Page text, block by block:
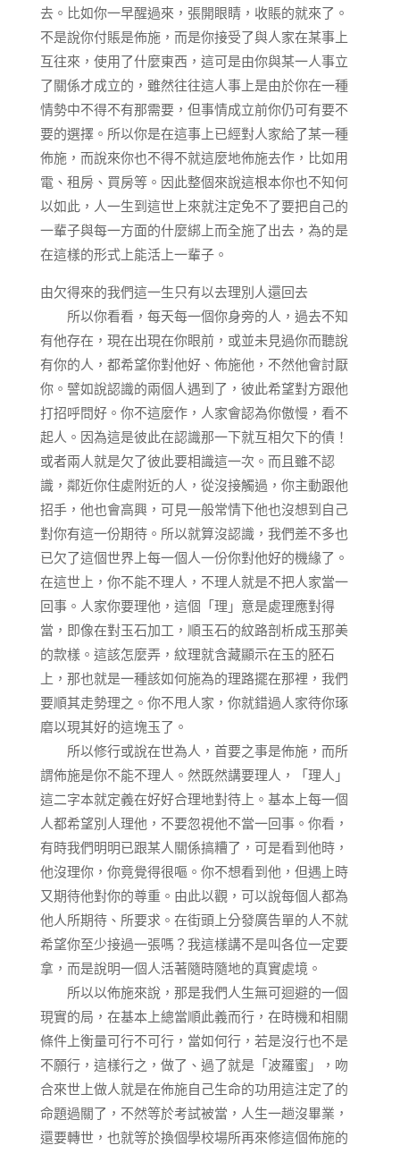
去。比如你一早醒過來，張開眼睛，收賬的就來了。
不是說你付賬是佈施，而是你接受了與人家在某事上
互往來，使用了什麼東西，這可是由你與某一人事立
了關係才成立的，雖然往往這人事上是由於你在一種
情勢中不得不有那需要，但事情成立前你仍可有要不
要的選擇。所以你是在這事上已經對人家給了某一種
佈施，而說來你也不得不就這麼地佈施去作，比如用
電、租房、買房等。因此整個來說這根本你也不知何
以如此，人一生到這世上來就注定免不了要把自己的
一輩子與每一方面的什麼綁上而全施了出去，為的是
在這樣的形式上能活上一輩子。
由欠得來的我們這一生只有以去理別人還回去
所以你看看，每天每一個你身旁的人，過去不知
有他存在，現在出現在你眼前，或並未見過你而聽說
有你的人，都希望你對他好、佈施他，不然他會討厭
你。譬如說認識的兩個人遇到了，彼此希望對方跟他
打招呼問好。你不這麼作，人家會認為你傲慢，看不
起人。因為這是彼此在認識那一下就互相欠下的債！
或者兩人就是欠了彼此要相識這一次。而且雖不認
識，鄰近你住處附近的人，從沒接觸過，你主動跟他
招手，他也會高興，可見一般常情下他也沒想到自己
對你有這一份期待。所以就算沒認識，我們差不多也
已欠了這個世界上每一個人一份你對他好的機緣了。
在這世上，你不能不理人，不理人就是不把人家當一
回事。人家你要理他，這個「理」意是處理應對得
當，即像在對玉石加工，順玉石的紋路剖析成玉那美
的款樣。這該怎麼弄，紋理就含藏顯示在玉的胚石
上，那也就是一種該如何施為的理路擺在那裡，我們
要順其走勢理之。你不甩人家，你就錯過人家待你琢
磨以現其好的這塊玉了。
所以修行或說在世為人，首要之事是佈施，而所
謂佈施是你不能不理人。然既然講要理人，「理人」
這二字本就定義在好好合理地對待上。基本上每一個
人都希望別人理他，不要忽視他不當一回事。你看，
有時我們明明已跟某人關係搞糟了，可是看到他時，
他沒理你，你竟覺得很嘔。你不想看到他，但遇上時
又期待他對你的尊重。由此以觀，可以說每個人都為
他人所期待、所要求。在街頭上分發廣告單的人不就
希望你至少接過一張嗎？我這樣講不是叫各位一定要
拿，而是說明一個人活著隨時隨地的真實處境。
所以以佈施來說，那是我們人生無可迴避的一個
現實的局，在基本上總當順此義而行，在時機和相關
條件上衡量可行不可行，當如何行，若是沒行也不是
不願行，這樣行之，做了、過了就是「波羅蜜」，吻
合來世上做人就是在佈施自己生命的功用這注定了的
命題過關了，不然等於考試被當，人生一趟沒畢業，
還要轉世，也就等於換個學校場所再來修這個佈施的